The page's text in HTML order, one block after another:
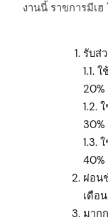
งานนี้ ราขการมีเ
รับส่
1.1.
20%
1.2.
30%
1.3.
40%
ผ่อน
เดือน
มาก